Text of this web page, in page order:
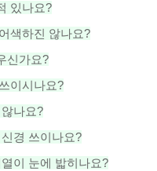
있나요?
색하진 않나요?
신가요?
이시나요?
나요?
경 쓰이나요?
이 눈에 밟히나요?